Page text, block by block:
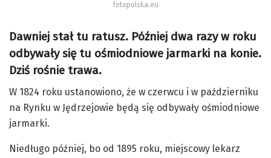
fotopolska.eu
Dawniej stał tu ratusz. Później dwa razy w roku
odbywały się tu ośmiodniowe jarmarki na konie.
Dziś rośnie trawa.
W 1824 roku ustanowiono, że w czerwcu i w październiku
na Rynku w Jędrzejowie będą się odbywały ośmiodniowe
jarmarki.
Niedługo później, bo od 1895 roku, miejscowy lekarz